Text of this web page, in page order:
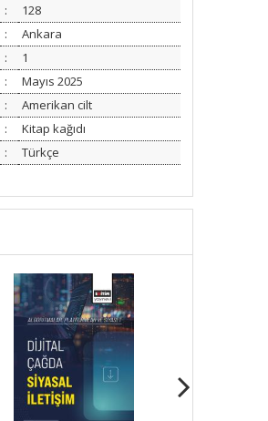
:
128
:
Ankara
:
1
:
Mayıs 2025
:
Amerikan cilt
:
Kitap kağıdı
: Türkçe